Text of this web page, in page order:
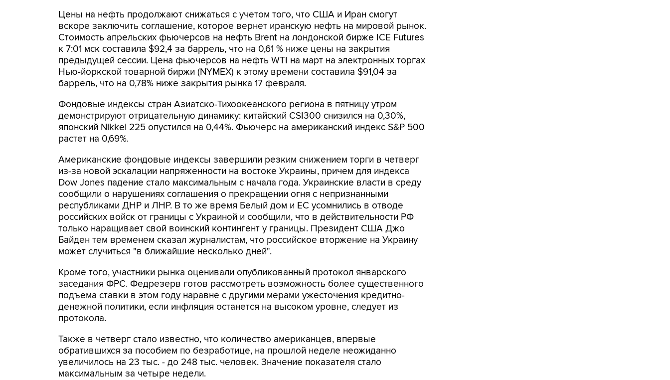
Цены на нефть продолжают снижаться с учетом того, что США и Иран смогут
вскоре заключить соглашение, которое вернет иранскую нефть на мировой рынок.
Стоимость апрельских фьючерсов на нефть Brent на лондонской бирже ICE Futures
к 7:01 мск составила $92,4 за баррель, что на 0,61 % ниже цены на закрытия
предыдущей сессии. Цена фьючерсов на нефть WTI на март на электронных торгах
Нью-йоркской товарной биржи (NYMEX) к этому времени составила $91,04 за
баррель, что на 0,78% ниже закрытия рынка 17 февраля.
Фондовые индексы стран Азиатско-Тихоокеанского региона в пятницу утром
демонстрируют отрицательную динамику: китайский CSI300 снизился на 0,30%,
японский Nikkei 225 опустился на 0,44%. Фьючерс на американский индекс S&P 500
растет на 0,69%.
Американские фондовые индексы завершили резким снижением торги в четверг
из-за новой эскалации напряженности на востоке Украины, причем для индекса
Dow Jones падение стало максимальным с начала года. Украинские власти в среду
сообщили о нарушениях соглашения о прекращении огня с непризнанными
республиками ДНР и ЛНР. В то же время Белый дом и ЕС усомнились в отводе
российских войск от границы с Украиной и сообщили, что в действительности РФ
только наращивает свой воинский контингент у границы. Президент США Джо
Байден тем временем сказал журналистам, что российское вторжение на Украину
может случиться "в ближайшие несколько дней".
Кроме того, участники рынка оценивали опубликованный протокол январского
заседания ФРС. Федрезерв готов рассмотреть возможность более существенного
подъема ставки в этом году наравне с другими мерами ужесточения кредитно-
денежной политики, если инфляция останется на высоком уровне, следует из
протокола.
Также в четверг стало известно, что количество американцев, впервые
обратившихся за пособием по безработице, на прошлой неделе неожиданно
увеличилось на 23 тыс. - до 248 тыс. человек. Значение показателя стало
максимальным за четыре недели.